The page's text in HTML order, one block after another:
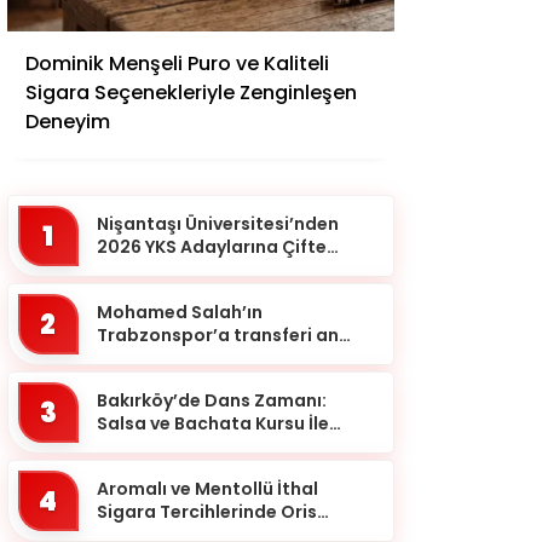
Van
Yalova
Yozgat
Zonguldak
Dominik Menşeli Puro ve Kaliteli
Sigara Seçenekleriyle Zenginleşen
Deneyim
1
Nişantaşı Üniversitesi’nden
2026 YKS Adaylarına Çifte
2
Mohamed Salah’ın
Trabzonspor’a transferi an
3
Bakırköy’de Dans Zamanı:
Salsa ve Bachata Kursu İle
4
Aromalı ve Mentollü İthal
Sigara Tercihlerinde Oris